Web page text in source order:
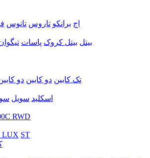
اج برانکو تاروس تانوس
بیتل بیتل کروک پاسات
تک کابین دو کابین دو
اسکلید سویل
RWD
LUX ST